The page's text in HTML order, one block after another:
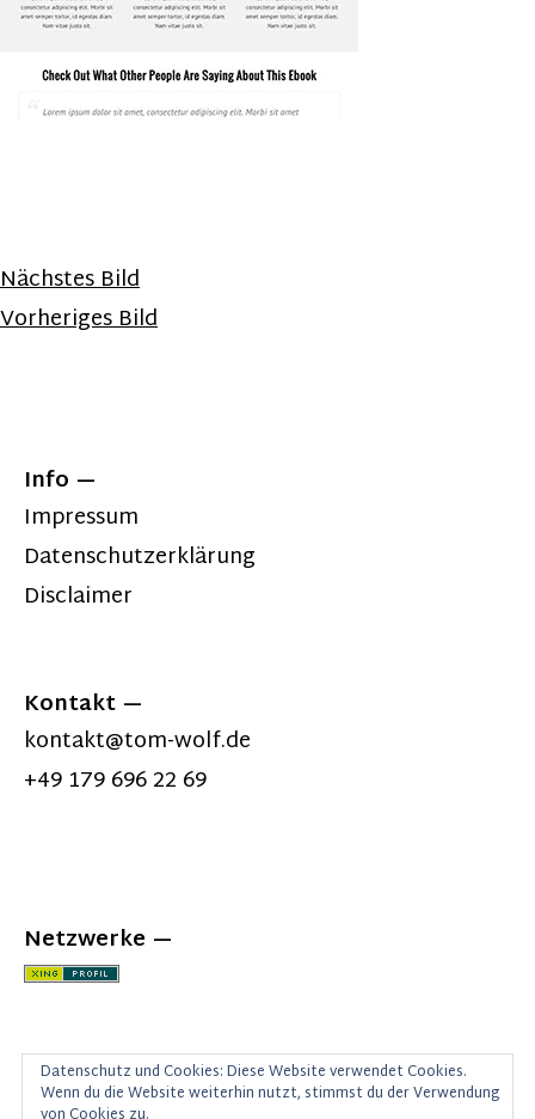
Nächstes Bild
Vorheriges Bild
Info
Impressum
Datenschutzerklärung
Disclaimer
Kontakt
kontakt@tom-wolf.de
+49 179 696 22 69
Netzwerke
Datenschutz und Cookies: Diese Website verwendet Cookies.
Wenn du die Website weiterhin nutzt, stimmst du der Verwendung